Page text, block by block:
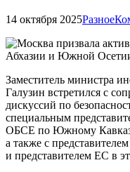
14 октября 2025Разное
Заместитель министра
Галузин встретился с
дискуссий по
специальным
ОБСЕ по Южному
а также с
и представителем ЕС в